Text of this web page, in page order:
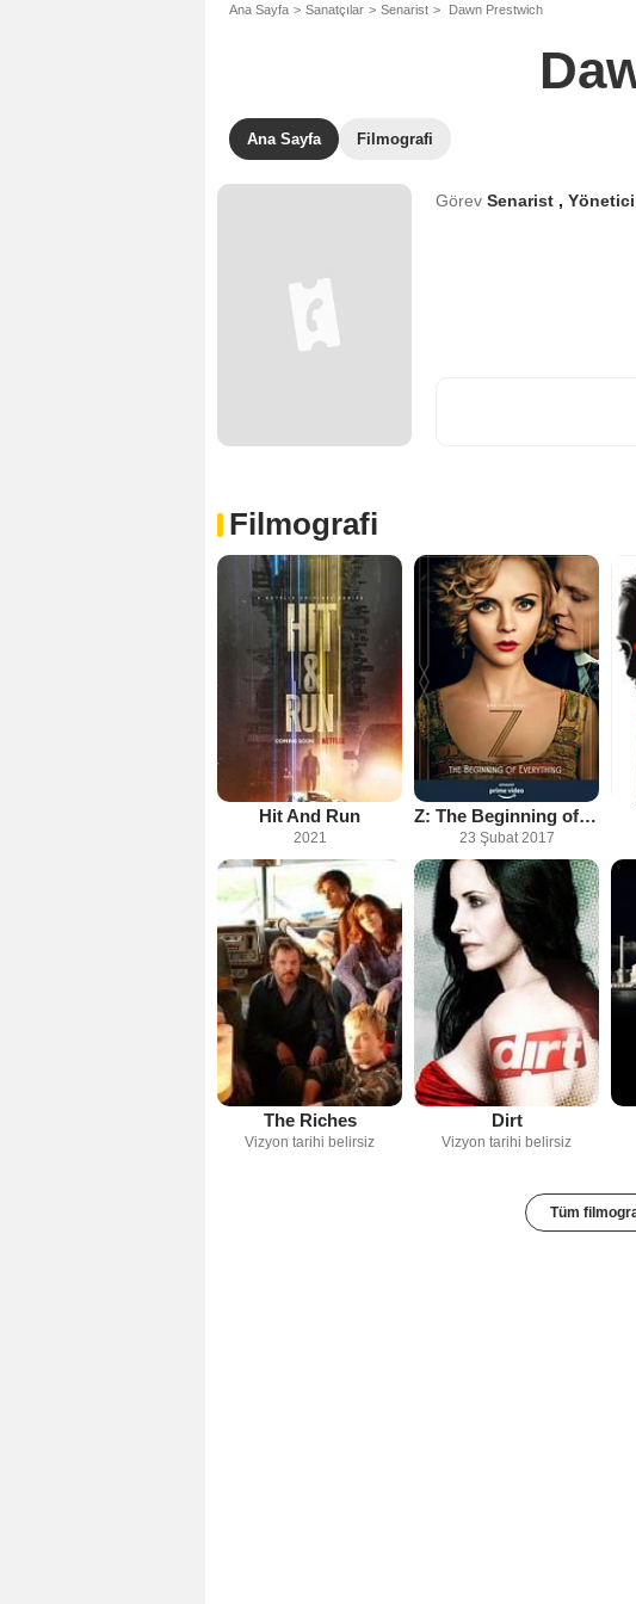
Ana Sayfa Sanatçılar Senarist Dawn Prestwich
Ana Sayfa Filmografi
Görev Senarist , Yönetici
Filmografi
Hit And Run
2021
Z: The Beginning of Everything
23 Şubat 2017
The Riches
Vizyon tarihi belirsiz
Dirt
Vizyon tarihi belirsiz
Tüm